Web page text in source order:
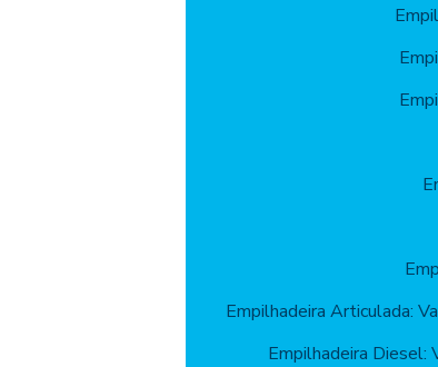
Empilhadeira Articulada:
Empilhadeira Diesel: